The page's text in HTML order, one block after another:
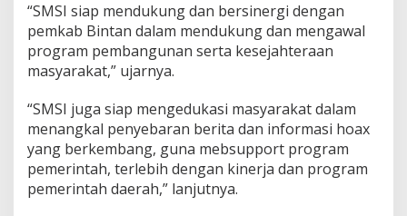
“SMSI siap mendukung dan bersinergi dengan
pemkab Bintan dalam mendukung dan mengawal
program pembangunan serta kesejahteraan
masyarakat,” ujarnya.
“SMSI juga siap mengedukasi masyarakat dalam
menangkal penyebaran berita dan informasi hoax
yang berkembang, guna mebsupport program
pemerintah, terlebih dengan kinerja dan program
pemerintah daerah,” lanjutnya.